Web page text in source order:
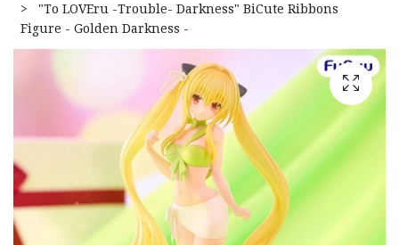
"To LOVEru -Trouble- Darkness" BiCute Ribbons
Figure - Golden Darkness -